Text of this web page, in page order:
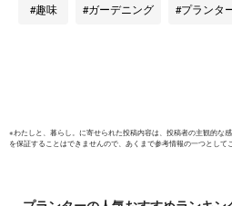
趣味 ガーデニング プランタ
※わたしと、暮らし。 に寄せられた投稿内容は、投稿者の主観的な
を保証することはできませんので、あくまで参考情報の一つとして